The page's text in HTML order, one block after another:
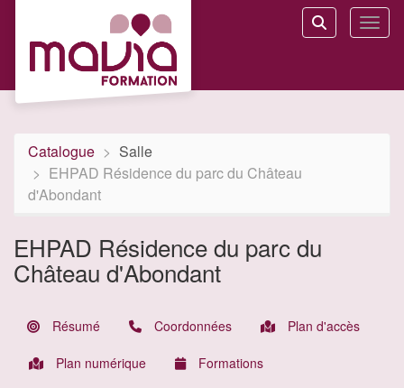
Aller au menu principal
Aller au contenu principal
Personnaliser l'interface
Rechercher
Catalogue
Salle
EHPAD Résidence du parc du Château
d'Abondant
EHPAD Résidence du parc du
Château d'Abondant
Résumé Coordonnées Plan d'accès
Plan numérique Formations